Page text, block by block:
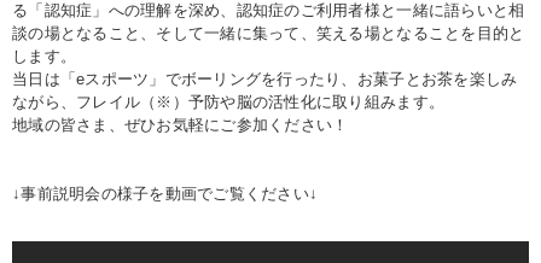
る「認知症」への理解を深め、認知症のご利用者様と一緒に語らいと相
談の場となること、そして一緒に集って、笑える場となることを目的と
します。
当日は「eスポーツ」でボーリングを行ったり、お菓子とお茶を楽しみ
ながら、フレイル（※）予防や脳の活性化に取り組みます。
地域の皆さま、ぜひお気軽にご参加ください！
↓事前説明会の様子を動画でご覧ください↓